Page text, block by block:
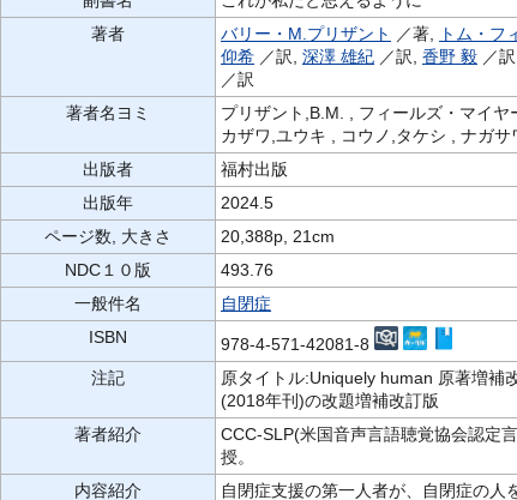
著者
バリー・M.プリザント ／著, トム・フ
仰希 ／訳, 深澤 雄紀 ／訳, 香野 毅 ／訳,
／訳
著者名ヨミ
プリザント,B.M. , フィールズ・マイ
カザワ,ユウキ , コウノ,タケシ , ナガ
出版者
福村出版
出版年
2024.5
ページ数, 大きさ
20,388p, 21cm
NDC１０版
493.76
一般件名
自閉症
ISBN
978-4-571-42081-8
注記
原タイトル:Uniquely human 原著増補
(2018年刊)の改題増補改訂版
著者紹介
CCC-SLP(米国音声言語聴覚協会認定
授。
内容紹介
自閉症支援の第一人者が、自閉症の